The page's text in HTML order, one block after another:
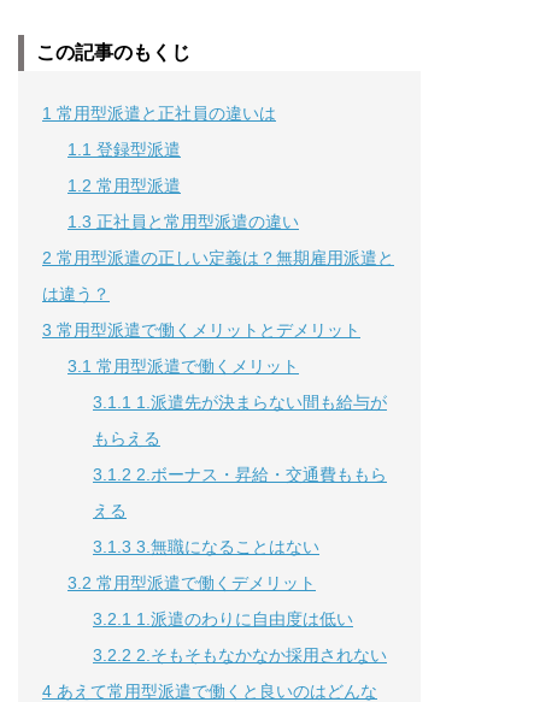
この記事のもくじ
1 常用型派遣と正社員の違いは
1.1 登録型派遣
1.2 常用型派遣
1.3 正社員と常用型派遣の違い
2 常用型派遣の正しい定義は？無期雇用派遣と
は違う？
3 常用型派遣で働くメリットとデメリット
3.1 常用型派遣で働くメリット
3.1.1 1.派遣先が決まらない間も給与が
もらえる
3.1.2 2.ボーナス・昇給・交通費ももら
える
3.1.3 3.無職になることはない
3.2 常用型派遣で働くデメリット
3.2.1 1.派遣のわりに自由度は低い
3.2.2 2.そもそもなかなか採用されない
4 あえて常用型派遣で働くと良いのはどんな